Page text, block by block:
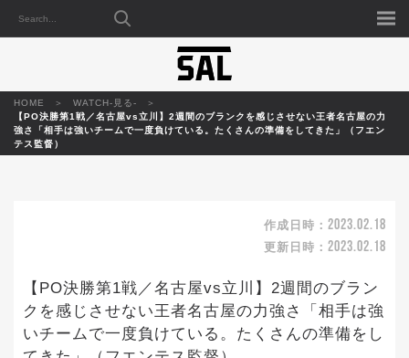
HOME
WATCH-見る-
【PO決勝第1戦／名古屋vs立川】2週間のブランクを感じさせない王者名古屋の力
強さ「相手は強いチームで一度負けている。たくさんの準備をしてきた」（フエン
テス監督）
作成日時： 2023.02.18
更新日時： 2023.02.18
【PO決勝第1戦／名古屋vs立川】2週間のブラン
クを感じさせない王者名古屋の力強さ「相手は強
いチームで一度負けている。たくさんの準備をし